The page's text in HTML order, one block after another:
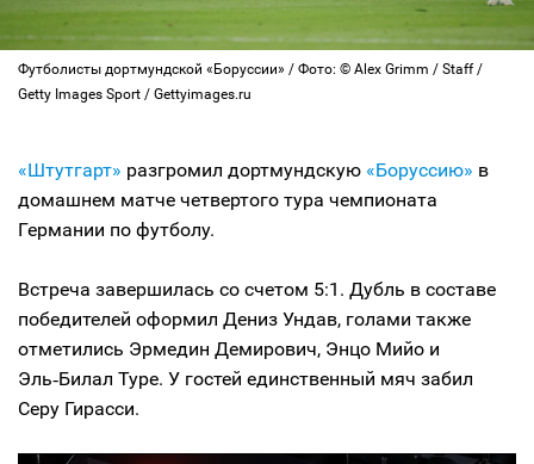
Футболисты дортмундской «Боруссии» / Фото: © Alex Grimm / Staff /
Getty Images Sport / Gettyimages.ru
«Штутгарт» разгромил дортмундскую «Боруссию» в
домашнем матче четвертого тура чемпионата
Германии по футболу.
Встреча завершилась со счетом 5:1. Дубль в составе
победителей оформил Дениз Ундав, голами также
отметились Эрмедин Демирович, Энцо Мийо и
Эль‑Билал Туре. У гостей единственный мяч забил
Серу Гирасси.